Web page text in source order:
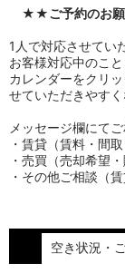
★★ご予約のお
1人で対応させてい
お客様対応中のこと
カレンダーをクリ
せていただきやす
メッセージ欄にて
・賃貸（賃料・間
・売買（売却希望・
・その他ご相談（
空き状況・